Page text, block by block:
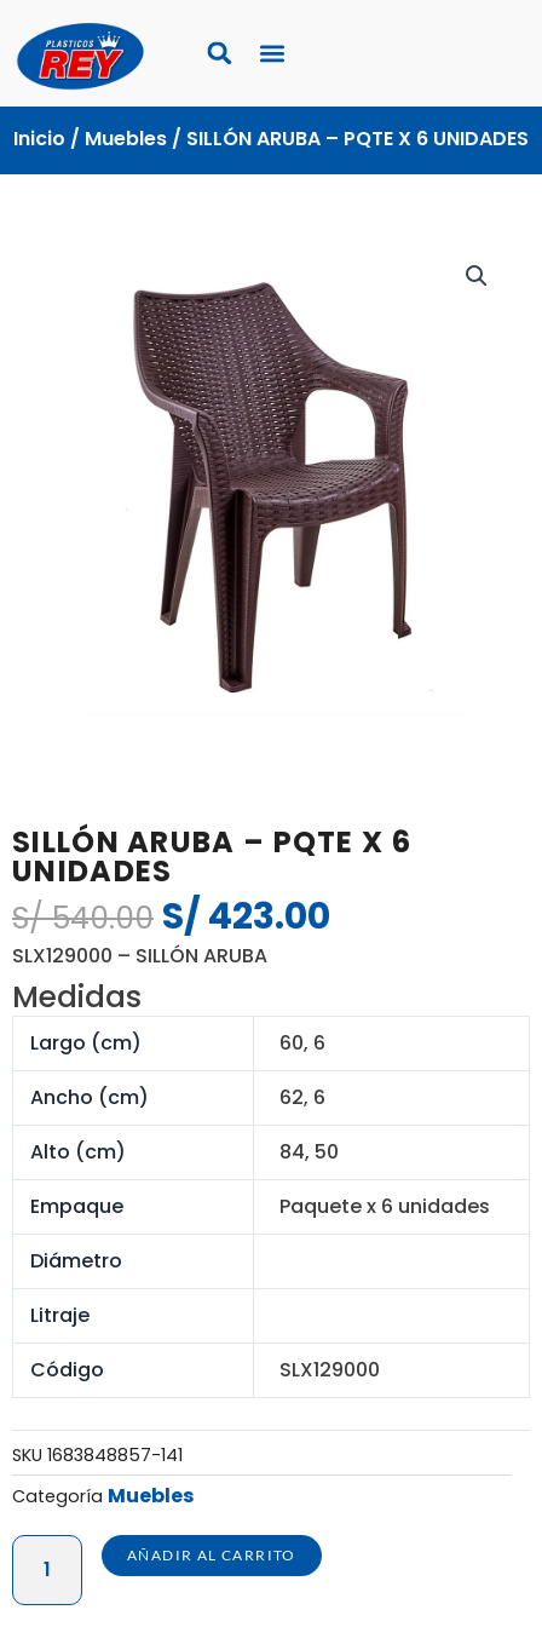
contenido
Inicio / Muebles / SILLÓN ARUBA – PQTE X 6 UNIDADES
SILLÓN ARUBA – PQTE X 6
UNIDADES
S/540.00 El
precio
era:
S/ 540.00.
S/423.00
es:
SLX129000 – SILLÓN ARUBA
Medidas
Largo (cm)
60, 6
Ancho (cm)
62, 6
Alto (cm)
84, 50
Empaque
Paquete x 6 unidades
Diámetro
Litraje
Código
SLX129000
SKU 1683848857-141
Categoría Muebles
SILLÓN
ARUBA
-
AÑADIR AL CARRITO